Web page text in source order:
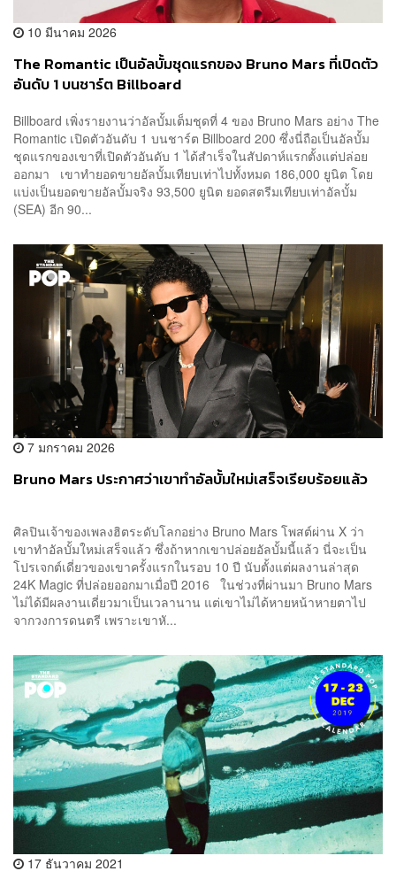
10 มีนาคม 2026
The Romantic เป็นอัลบั้มชุดแรกของ Bruno Mars ที่เปิดตัว
อันดับ 1 บนชาร์ต Billboard
Billboard เพิ่งรายงานว่าอัลบั้มเต็มชุดที่ 4 ของ Bruno Mars อย่าง The
Romantic เปิดตัวอันดับ 1 บนชาร์ต Billboard 200 ซึ่งนี่ถือเป็นอัลบั้ม
ชุดแรกของเขาที่เปิดตัวอันดับ 1 ได้สำเร็จในสัปดาห์แรกตั้งแต่ปล่อย
ออกมา เขาทำยอดขายอัลบั้มเทียบเท่าไปทั้งหมด 186,000 ยูนิต โดย
แบ่งเป็นยอดขายอัลบั้มจริง 93,500 ยูนิต ยอดสตรีมเทียบเท่าอัลบั้ม
(SEA) อีก 90...
7 มกราคม 2026
Bruno Mars ประกาศว่าเขาทำอัลบั้มใหม่เสร็จเรียบร้อยแล้ว
ศิลปินเจ้าของเพลงฮิตระดับโลกอย่าง Bruno Mars โพสต์ผ่าน X ว่า
เขาทำอัลบั้มใหม่เสร็จแล้ว ซึ่งถ้าหากเขาปล่อยอัลบั้มนี้แล้ว นี่จะเป็น
โปรเจกต์เดี่ยวของเขาครั้งแรกในรอบ 10 ปี นับตั้งแต่ผลงานล่าสุด
24K Magic ที่ปล่อยออกมาเมื่อปี 2016 ในช่วงที่ผ่านมา Bruno Mars
ไม่ได้มีผลงานเดี่ยวมาเป็นเวลานาน แต่เขาไม่ได้หายหน้าหายตาไป
จากวงการดนตรี เพราะเขาหั...
17 ธันวาคม 2021